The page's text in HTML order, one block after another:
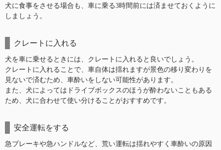
犬に食事をさせる場合も、車に乗る3時間前には済ませておくように
しましょう。
クレートに入れる
犬を車に乗せるときには、クレートに入れると良いでしょう。
クレートに入れることで、車自体は揺れますが景色の移り変わりを
見ないで済むため、車酔いをしない可能性があります。
また、犬によってはドライブボックスのほうが酔わないこともある
ため、犬に合わせて使い分けることがおすすめです。
安全運転をする
急ブレーキや急ハンドルなど、荒い運転は揺れやすく車酔いの原因